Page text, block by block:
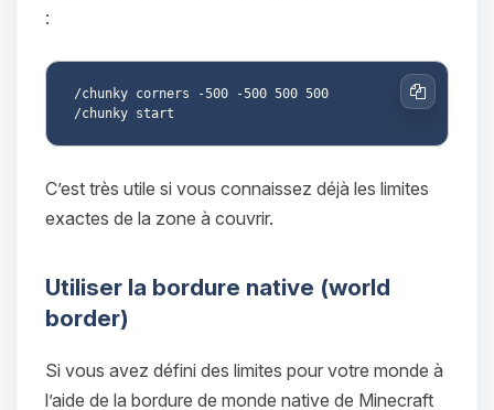
:
/chunky corners -500 -500 500 500
Copier
C’est très utile si vous connaissez déjà les limites
exactes de la zone à couvrir.
Utiliser la bordure native (world
border)
Si vous avez défini des limites pour votre monde à
l’aide de la bordure de monde native de Minecraft